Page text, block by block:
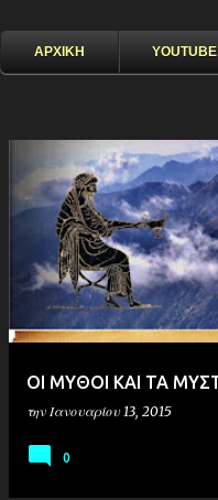
Α
ΑΡΧΙΚΗ YOUTUBE
ΟΙ ΜΥΘΟΙ ΚΑΙ ΤΑ
την Ιανουαρίου 13, 2015
0